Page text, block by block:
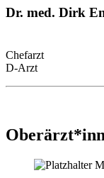
Dr. med. Dirk
Chefarzt
D-Arzt